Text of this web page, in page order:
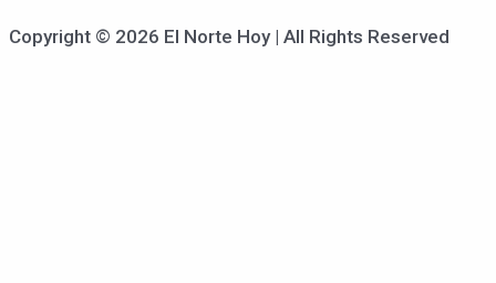
Copyright © 2026 El Norte Hoy | All Rights Reserved